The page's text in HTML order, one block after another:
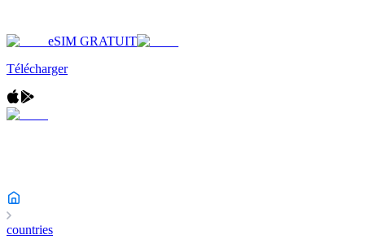
eSIM GRATUIT
Télécharger
countries